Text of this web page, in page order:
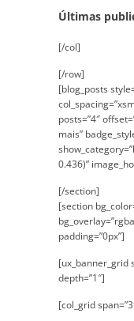
Últimas
[/col]
[/row]
[blog_posts
posts=”4″
mais”
0.436)”
[/section]
[section
padding=”0px”]
[ux_banner_grid
depth=”1″]
[col_grid